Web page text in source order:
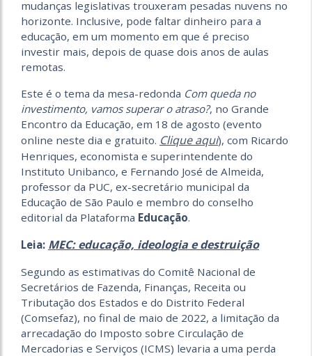
mudanças legislativas trouxeram pesadas nuvens no
horizonte. Inclusive, pode faltar dinheiro para a
educação, em um momento em que é preciso
investir mais, depois de quase dois anos de aulas
remotas.
Este é o tema da mesa-redonda Com queda no
investimento, vamos superar o atraso?, no Grande
Encontro da Educação, em 18 de agosto (evento
online neste dia e gratuito. Clique aqui), com Ricardo
Henriques, economista e superintendente do
Instituto Unibanco, e Fernando José de Almeida,
professor da PUC, ex-secretário municipal da
Educação de São Paulo e membro do conselho
editorial da Plataforma Educação.
Leia: MEC: educação, ideologia e destruição
Segundo as estimativas do Comitê Nacional de
Secretários de Fazenda, Finanças, Receita ou
Tributação dos Estados e do Distrito Federal
(Comsefaz), no final de maio de 2022, a limitação da
arrecadação do Imposto sobre Circulação de
Mercadorias e Serviços (ICMS) levaria a uma perda